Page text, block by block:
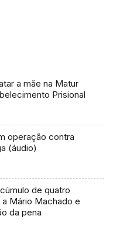
a mãe na Matur
Prisional
operação contra
(áudio)
de quatro
Mário Machado e
da pena